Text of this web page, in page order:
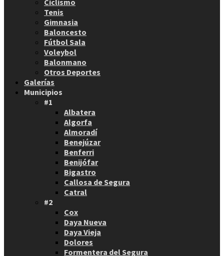
Ciclismo
Tenis
Gimnasia
Baloncesto
Fútbol Sala
Voleybol
Balonmano
Otros Deportes
Galerías
Municipios
#1
Albatera
Algorfa
Almoradí
Benejúzar
Benferri
Benijófar
Bigastro
Callosa de Segura
Catral
#2
Cox
Daya Nueva
Daya Vieja
Dolores
Formentera del Segura